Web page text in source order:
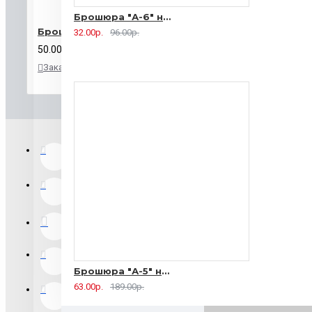
Брошюра "А-6" на 2 скрепки - 16 страниц
32.00р. 96.00р.
Брошюра "А-5" на 2 скрепки - 16 страниц
63.00р. 189.00р.
Брошюра "А-4" на 2 скрепки - 8 страниц
50.00р.
Заказать
закладки
сравнение